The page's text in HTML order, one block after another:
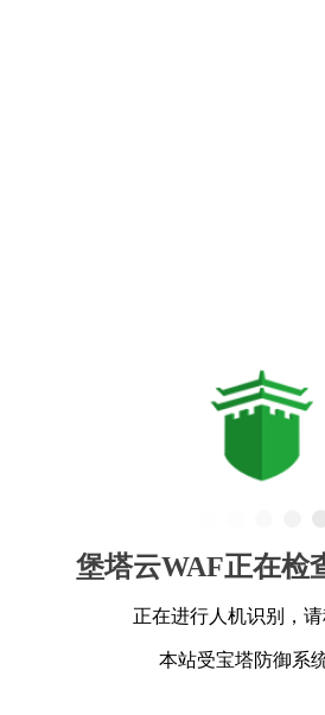
堡塔云WAF正在检
正在进行人机识别，
本站受宝塔防御系